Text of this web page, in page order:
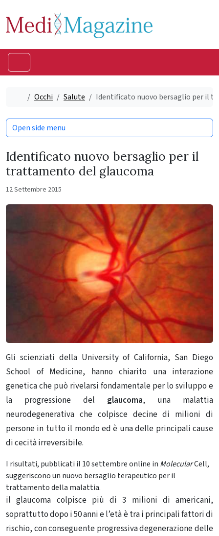
Home
Occhi Salute Identificato nuovo bersaglio per il
Identificato nuovo bersaglio per il
trattamento del glaucoma
12 Settembre 2015
Gli scienziati della University of California, San Diego
School of Medicine, hanno chiarito una interazione
genetica che può rivelarsi fondamentale per lo sviluppo e
la progressione del glaucoma, una malattia
neurodegenerativa che colpisce decine di milioni di
persone in tutto il mondo ed è una delle principali cause
di cecità irreversibile.
I risultati, pubblicati il 10 settembre online in MolecularCell,
suggeriscono un nuovo bersaglio terapeutico per il
trattamento della malattia.
il glaucoma colpisce più di 3 milioni di americani,
soprattutto dopo i 50 anni e l’età è tra i principali fattori di
rischio, con conseguente progressiva degenerazione delle
Open side menu